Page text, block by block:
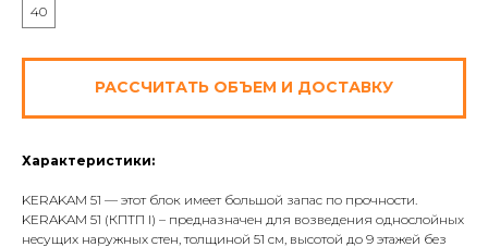
40
РАССЧИТАТЬ ОБЪЕМ И ДОСТАВКУ
Характеристики:
KERAKAM 51 — этот блок имеет большой запас по прочности.
KERAKAM 51 (КПТП I) – предназначен для возведения однослойных
несущих наружных стен, толщиной 51 см, высотой до 9 этажей без